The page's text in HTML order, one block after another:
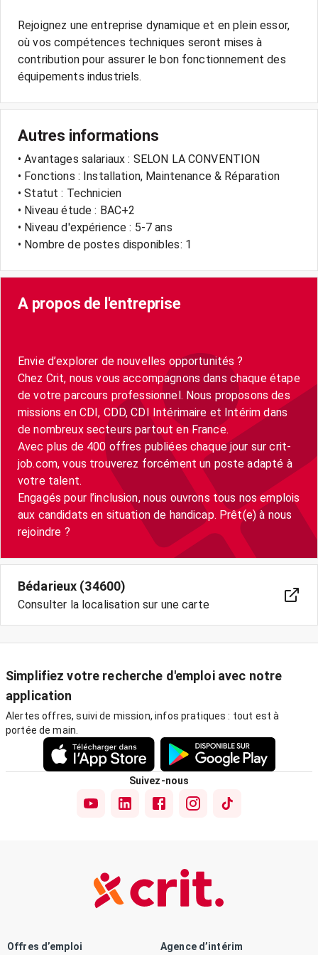
Rejoignez une entreprise dynamique et en plein essor,
où vos compétences techniques seront mises à
contribution pour assurer le bon fonctionnement des
Autres informations
• Avantages salariaux : SELON LA CONVENTION
• Fonctions : Installation, Maintenance & Réparation
• Statut : Technicien
• Niveau étude : BAC+2
• Niveau d'expérience : 5-7 ans
• Nombre de postes disponibles: 1
A propos de l'entreprise
Envie d’explorer de nouvelles opportunités ?
Chez Crit, nous vous accompagnons dans chaque étape
de votre parcours professionnel. Nous proposons des
missions en CDI, CDD, CDI Intérimaire et Intérim dans
de nombreux secteurs partout en France.
Avec plus de 400 offres publiées chaque jour sur crit-
job.com, vous trouverez forcément un poste adapté à
votre talent.
Engagés pour l’inclusion, nous ouvrons tous nos emplois
aux candidats en situation de handicap. Prêt(e) à nous
Bédarieux (34600)
Consulter la localisation sur une carte
Simplifiez votre recherche d'emploi avec notre
application
Alertes offres, suivi de mission, infos pratiques : tout est à
portée de main.
Suivez-nous
Offres d’emploi Agence d’intérim